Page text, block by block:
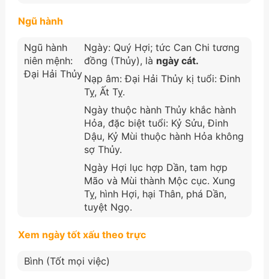
Ngũ hành
Ngũ hành
niên mệnh:
Đại Hải Thủy
Ngày: Quý Hợi; tức Can Chi tương
đồng (Thủy), là ngày cát.
Nạp âm: Đại Hải Thủy kị tuổi: Đinh
Tỵ, Ất Tỵ.
Ngày thuộc hành Thủy khắc hành
Hỏa, đặc biệt tuổi: Kỷ Sửu, Đinh
Dậu, Kỷ Mùi thuộc hành Hỏa không
sợ Thủy.
Ngày Hợi lục hợp Dần, tam hợp
Mão và Mùi thành Mộc cục. Xung
Tỵ, hình Hợi, hại Thân, phá Dần,
tuyệt Ngọ.
Xem ngày tốt xấu theo trực
Bình (Tốt mọi việc)